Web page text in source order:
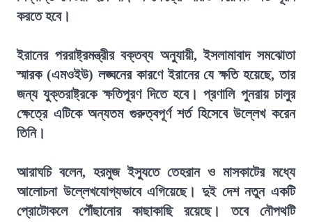
করতে হবে।
ইরানের পররাষ্ট্রমন্ত্রীর বক্তব্য অনুযায়ী, ইসলামাবাদ সমঝোতা
স্মারক (এমওইউ) লঙ্ঘনের কারণে ইরানের যে ক্ষতি হয়েছে, তার
জন্য যুক্তরাষ্ট্রকে ক্ষতিপূরণ দিতে হবে। প্রণালি পুনরায় চালুর
ক্ষেত্রে এটিকে অন্যতম গুরুত্বপূর্ণ শর্ত হিসেবে উল্লেখ করেন
তিনি।
আরাঘচি বলেন, হরমুজ ইস্যুতে তেহরান ও মাসকাটের মধ্যে
আলোচনা উল্লেখযোগ্যভাবে এগিয়েছে। দুই দেশ নতুন একটি
প্রোটোকলে পৌঁছানোর কাছাকাছি রয়েছে। তবে নৌপথটি